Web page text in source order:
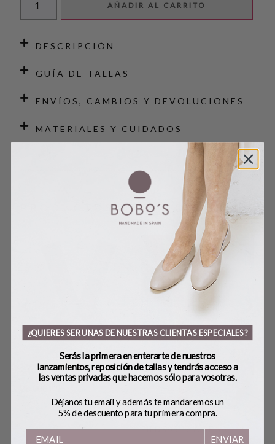
AÑADIR AL CARRITO
DESCRIPCIÓN
GUÍA DE TALLAS
ENVÍOS, CAMBIOS Y DEVOLUCIONES
MATERIALES Y CUIDADOS
PRODUCTOS RELACIONADOS
CALCETINES MARIPOSAS
PIEDRAS ISLA DE SAL
¿QUIERES SER UNAS DE NUESTRAS CLIENTAS ESPECIALES?
Serás la primera en enterarte de nuestros
lanzamientos, reposición de tallas y tendrás acceso a
las ventas privadas que hacemos sólo para vosotras.
Déjanos tu email y además te mandaremos un
5% de descuento para tu primera compra.
ENVIAR